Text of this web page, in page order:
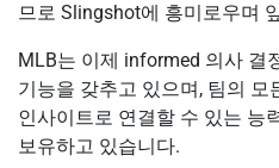
므로 Slingshot에 흥미로우며
MLB는 이제 informed 의사 결
기능을 갖추고 있으며, 팀의
인사이트로 연결할 수 있는 능
보유하고 있습니다.